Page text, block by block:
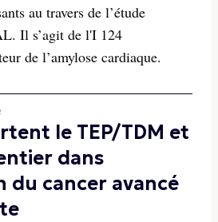
au travers de l’étude
Il s’agit de l'I 124
de l’amylose cardiaque.
le TEP/TDM et
dans
du cancer avancé